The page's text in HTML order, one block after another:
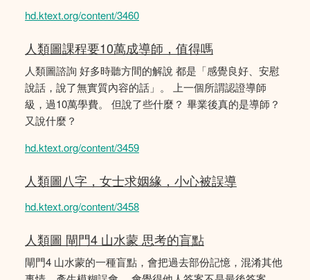
hd.ktext.org/content/3460
人類圖課程要10萬成導師，值得嗎
人類圖諮詢 好多時聽方間的解說 都是「感覺良好、安慰
說話，說了無實質內容的話」。 上一個所謂認證導師
級，過10萬學費。 但說了些什麼？ 畢業後真的是導師？
又說什麼？
hd.ktext.org/content/3459
人類圖八字，女士求姻緣，小心被誤導
hd.ktext.org/content/3458
人類圖 閘門4 山水蒙 思考的盲點
閘門4 山水蒙的一種盲點，會把過去部份記憶，混淆其他